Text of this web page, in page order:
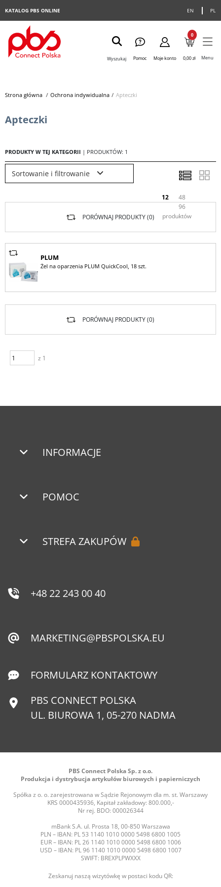
EN PL
KATALOG PBS ONLINE
Wyszukaj Pomoc Moje konto
0
0,00 zł Menu
Strona główna> Ochrona indywidualna> Apteczki
Apteczki
PRODUKTY W TEJ KATEGORII | PRODUKTÓW: 1
Sortowanie i filtrowanie
12
48
96
produktów
PORÓWNAJ PRODUKTY (0)
PLUM
Żel na oparzenia PLUM QuickCool, 18 szt.
z 1
PORÓWNAJ PRODUKTY (0)
INFORMACJE
POMOC
STREFA ZAKUPÓW
+48 22 243 00 40
MARKETING@PBSPOLSKA.EU
FORMULARZ KONTAKTOWY
PBS CONNECT POLSKA
UL. BIUROWA 1, 05-270 NADMA
PBS Connect Polska Sp. z o.o.
Produkcja i dystrybucja artykułów biurowych i papierniczych
Spółka z o. o. zarejestrowana w Sądzie Rejonowym dla m. st. Warszawy
KRS 0000435936, Kapitał zakładowy: 800.000,-
Nr rej. BDO: 000026344
mBank S.A. ul. Prosta 18, 00-850 Warszawa
PLN – IBAN: PL 53 1140 1010 0000 5498 6800 1005
EUR – IBAN: PL 26 1140 1010 0000 5498 6800 1006
USD – IBAN: PL 96 1140 1010 0000 5498 6800 1007
SWIFT: BREXPLPWXXX
Zeskanuj naszą wizytówkę w postaci kodu QR: